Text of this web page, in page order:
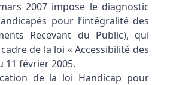
2007 impose le diagnostic
pour l’intégralité des
Recevant du Public), qui
de la loi « Accessibilité des
11 février 2005.
de la loi Handicap pour